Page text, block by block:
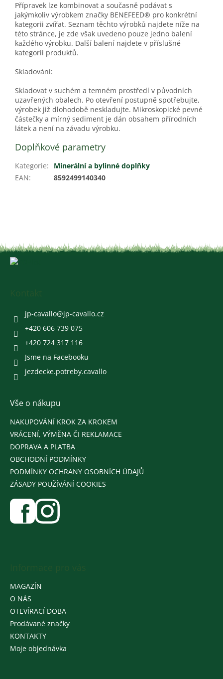
Přípravek lze kombinovat a současně podávat s
jakýmkoliv výrobkem značky BENEFEED® pro konkrétní
kategorii zvířat. Seznam těchto výrobků najdete níže na
této stránce, je zde však uvedeno pouze jedno balení
každého výrobku. Další balení najdete v příslušné
kategorii produktů.
Skladování:
Skladovat v suchém a temném prostředí v původních
uzavřených obalech. Po otevření postupně spotřebujte,
výrobek již dlohodobě neskladujte. Mikroskopické pevné
částečky a mírný sediment je dán obsahem přírodních
látek a není na závadu výrobku.
Doplňkové parametry
Kategorie:
Minerální a bylinné doplňky
EAN: 8592499140340
jp-cavallo@jp-cavallo.cz
+420 606 739 075
+420 724 317 116
Jsme na Facebooku
jezdecke.potreby.cavallo
Vše o nákupu
NAKUPOVÁNÍ KROK ZA KROKEM
VRÁCENÍ, VÝMĚNA ČI REKLAMACE
DOPRAVA A PLATBA
OBCHODNÍ PODMÍNKY
PODMÍNKY OCHRANY OSOBNÍCH ÚDAJŮ
ZÁSADY POUŽÍVÁNÍ COOKIES
MAGAZÍN
O NÁS
OTEVÍRACÍ DOBA
Prodávané značky
KONTAKTY
Moje objednávka